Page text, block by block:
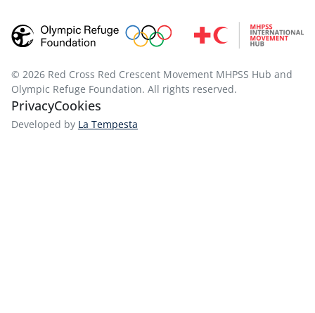
© 2026 Red Cross Red Crescent Movement MHPSS Hub and
Olympic Refuge Foundation. All rights reserved.
PrivacyCookies
Developed by La Tempesta